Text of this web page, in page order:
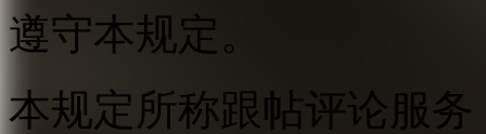
遵守本规定。
本规定所称跟帖评论服